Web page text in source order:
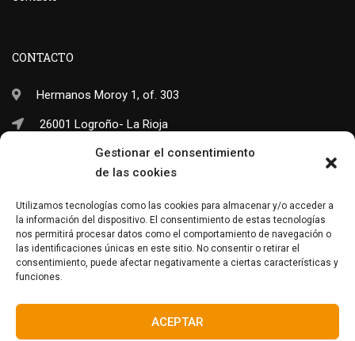
Gestionar el consentimiento
de las cookies
Utilizamos tecnologías como las cookies para almacenar y/o acceder a
la información del dispositivo. El consentimiento de estas tecnologías
nos permitirá procesar datos como el comportamiento de navegación o
las identificaciones únicas en este sitio. No consentir o retirar el
consentimiento, puede afectar negativamente a ciertas características y
funciones.
ACEPTAR
CONTACTO
Hermanos Moroy 1, of. 303
26001 Logroño- La Rioja
(+34) 941 703 245
FacebookTwitterInstagram